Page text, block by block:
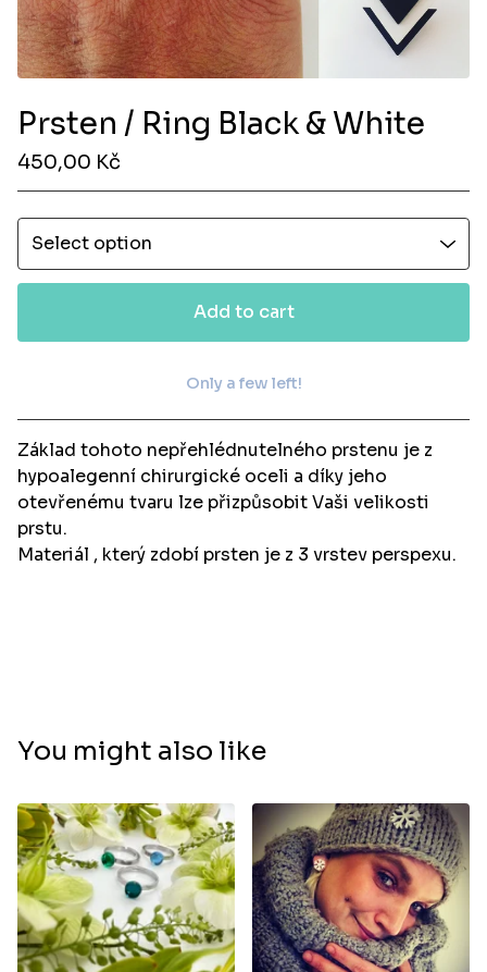
Prsten / Ring Black & White
450,00 Kč
Add to cart
View cart
Only a few left!
Základ tohoto nepřehlédnutelného prstenu je z
hypoalegenní chirurgické oceli a díky jeho
otevřenému tvaru lze přizpůsobit Vaši velikosti
prstu.
Materiál , který zdobí prsten je z 3 vrstev perspexu.
You might also like